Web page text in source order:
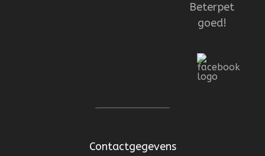
Beterpet
goed!
Contactgegevens